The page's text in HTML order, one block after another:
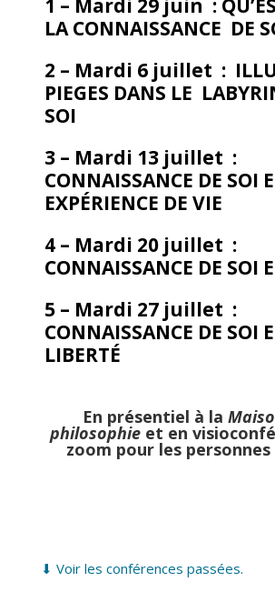
1 – Mardi 29 juin :
LA CONNAISSANCE DE
2 – Mardi 6 juillet :
PIEGES DANS LE
SOI
3 – Mardi 13 juillet :
CONNAISSANCE DE SOI
EXPÉRIENCE DE VIE
4 – Mardi 20 juillet :
CONNAISSANCE DE SOI
5 – Mardi 27 juillet :
CONNAISSANCE DE SOI
LIBERTÉ
En présentiel à la
philosophieet en
zoom pour les
⬇ Voir les conférences passées.